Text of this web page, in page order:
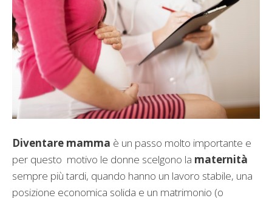
Diventare mamma è un passo molto importante e
per questo motivo le donne scelgono la maternità
sempre più tardi, quando hanno un lavoro stabile, una
posizione economica solida e un matrimonio (o